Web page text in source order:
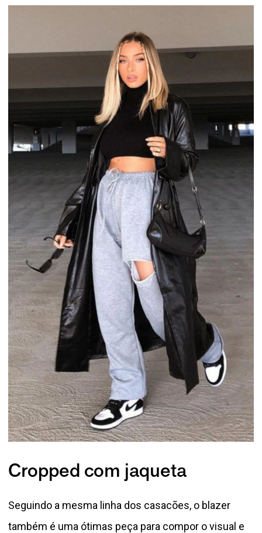
Cropped com jaqueta
Seguindo a mesma linha dos casacões, o blazer
também é uma ótimas peça para compor o visual e